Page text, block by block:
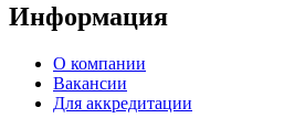
Информация
О компании
Вакансии
Для аккредитации